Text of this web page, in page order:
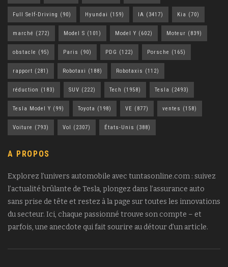
Full Self-Driving (90) Hyundai (159) IA (3417) Kia (70)
marché (272) Model S (101) Model Y (602) Moteur (839)
obstacle (95) Paris (90) PDG (122) Porsche (165)
rapport (281) Robotaxi (188) Robotaxis (112)
réduction (183) SUV (222) Tech (1958) Tesla (2493)
Tesla Model Y (99) Toyota (198) VE (877) ventes (158)
Voiture (793) Vol (2307) États-Unis (388)
A PROPOS
Explorez l’univers automobile avec tuntasonline.com : suivez
l’actualité brûlante de Tesla, plongez dans l’assurance auto
sans prise de tête et restez à la page sur toutes les innovations
du secteur. Ici, chaque passionné trouve son compte – et
parfois, une anecdote qui fait sourire au détour d’un article.